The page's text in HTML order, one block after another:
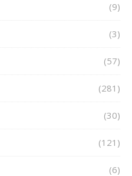
(9)
(3)
(57)
(281)
(30)
(121)
(6)